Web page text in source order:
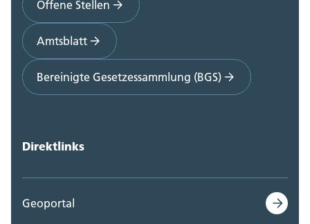
Offene Stellen
Amtsblatt
Bereinigte Gesetzessammlung (BGS)
Direktlinks
Geoportal